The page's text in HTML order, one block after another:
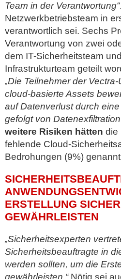
Team in der Verantwortung“
Netzwerkbetriebsteam in
verantwortlich sei. Sechs
Verantwortung von zwei
dem IT-Sicherheitsteam
Infrastrukturteam geteilt
„Die Teilnehmer der
cloud-basierte Assets
auf Datenverlust durch
gefolgt von
weitere Risiken hätten die
fehlende Cloud-
Bedrohungen (9%)
ERSTELLUNG
GEWÄHRLEISTEN
„Sicherheitsexperten
Sicherheitsbeauftragte in
werden sollten, um die
gewährleisten.“Nötig sei